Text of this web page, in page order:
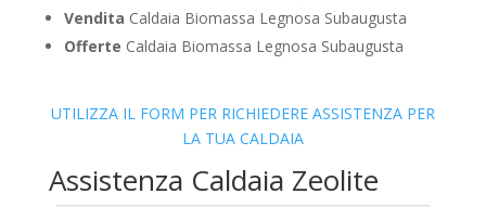
Vendita Caldaia Biomassa Legnosa Subaugusta
Offerte Caldaia Biomassa Legnosa Subaugusta
UTILIZZA IL FORM PER RICHIEDERE ASSISTENZA PER
LA TUA CALDAIA
Assistenza Caldaia Zeolite